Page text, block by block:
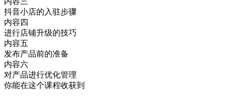
抖音小店的入驻步骤
内容四
进行店铺升级的技巧
内容五
发布产品前的准备
内容六
对产品进行优化管理
你能在这个课程收获到